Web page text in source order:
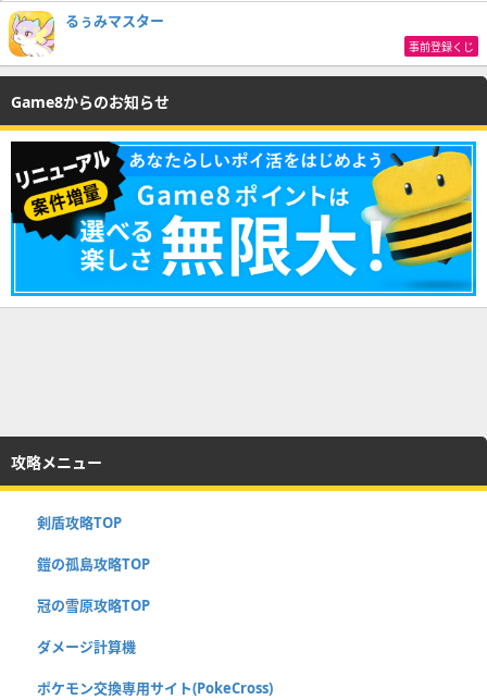
るぅみマスター
事前登録くじ
Game8からのお知らせ
攻略メニュー
剣盾攻略TOP
鎧の孤島攻略TOP
冠の雪原攻略TOP
ダメージ計算機
ポケモン交換専用サイト(PokeCross)